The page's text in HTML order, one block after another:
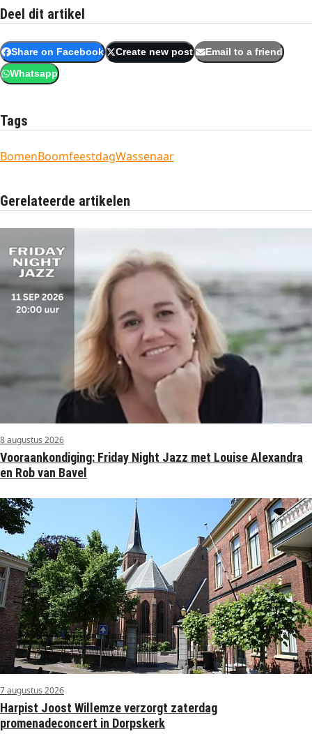
Deel dit artikel
Share on Facebook Create new post Email to a friend
Whatsapp
Tags
BomenBoomfeestdagWassenaar
Gerelateerde artikelen
8 augustus 2026
Vooraankondiging: Friday Night Jazz met Louise Alexandra
en Rob van Bavel
7 augustus 2026
Harpist Joost Willemze verzorgt zaterdag
promenadeconcert in Dorpskerk